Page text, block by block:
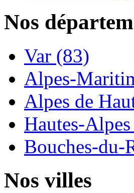
Nos
Var (83)
Alpes-
Alpes de
Hautes-
Bouches-du-
Nos villes